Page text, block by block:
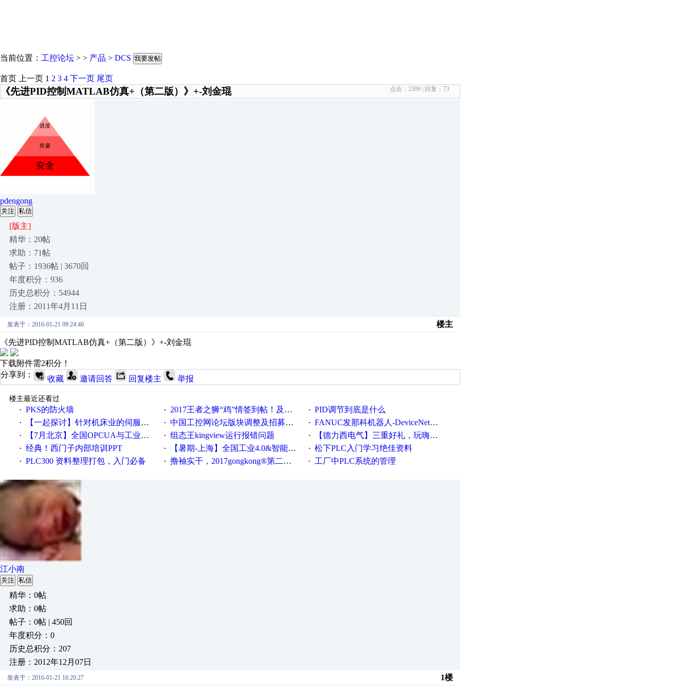
当前位置： 工控论坛 > > 产品 > DCS 我要发帖
首页 上一页 1 2 3 4 下一页 尾页
《先进PID控制MATLAB仿真+（第二版）》+-刘金琨 点击： 2309 | 回复： 73
pdengong
关注 私信
[版主]
精华：20帖
求助：71帖
帖子：1936帖 | 3670回
年度积分：936
历史总积分：54944
注册：2011年4月11日
发表于：2016-01-21 09:24:40 楼主
《先进PID控制MATLAB仿真+（第二版）》+-刘金琨
下载附件需2积分！
分享到：
收藏 邀请回答 回复楼主 举报
楼主最近还看过
· PKS的防火墙 · 2017王者之狮“鸡”情签到帖！及时更新在线研讨会预告 · PID调节到底是什么
· 【一起探讨】针对机床业的伺服系统发展，您的期望是什么？ · 中国工控网论坛版块调整及招募版主公告 · FANUC发那科机器人-DeviceNet通信使用手册(中文)
· 【7月北京】全国OPCUA与工业互联技术培训班通知！ · 组态王kingview运行报错问题 · 【德力西电气】三重好礼，玩嗨夏日！
· 经典！西门子内部培训PPT · 【暑期-上海】全国工业4.0&智能制造高级培训班通知！ · 松下PLC入门学习绝佳资料
· PLC300 资料整理打包，入门必备 · 撸袖实干，2017gongkong®第二届智造工程师节正式起航！ · 工厂中PLC系统的管理
江小南
关注 私信
精华：0帖
求助：0帖
帖子：0帖 | 450回
年度积分：0
历史总积分：207
注册：2012年12月07日
发表于：2016-01-21 16:20:27 1楼